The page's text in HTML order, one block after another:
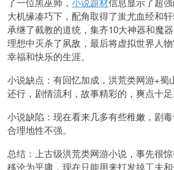
大机缘凑巧下，配角取得了蚩尤血经和
承继了截教的道统，集齐10大神器和魔
理想中灭杀了夙敌，最后将虚拟世界人
幸福和快乐的生涯。
小说缺点：有回忆加成，洪荒类网游+蜀
还行，剧情流利，故事精彩的，爽点十足
小说缺陷：现在看来几多有些稚嫩，剧
合理地性不强。
总结：上古级洪荒类网游小说，事先很
移沦为平庸，现在只能用来打发掉工夫